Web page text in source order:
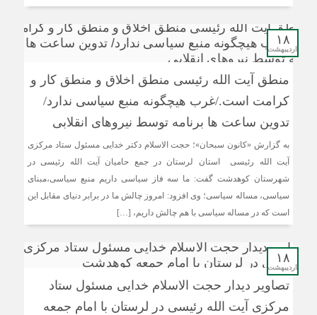
۱۸
اردیبهشت
منطق آیت الله رئیسی منطق اخلاق و منطق کار و
کرامت است./غرب هیچگونه منبع سیاسی ندارد/
تدوین ساعت ها برنامه توسط نیروهای انقلابی
به گزارش «کانون سبحان»؛ حجت الاسلام دکتر خدایی مسئول ستاد مرکزی
آیت الله رئیسی استان لرستان در جمع حامیان آیت الله رئیسی در
شهرستان کوهدشت گفت: ما سه فاز سیاسی داریم منبع سیاسی،مبنای
سیاسی، مساله سیاسی؛ وی افزود: امروز چالش ما در برابر دنیای مقابل این
است که در مساله سیاسی با هم چالش داریم، […]
۱۸
اردیبهشت
تصاویر دیدار حجت الاسلام خدایی مسئول ستاد
مرکزی آیت الله رئیسی در لرستان با امام جمعه